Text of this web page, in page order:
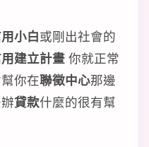
小白或剛出社會的
建立計畫 你就正常
你在聯徵中心那邊
貸款什麼的很有幫